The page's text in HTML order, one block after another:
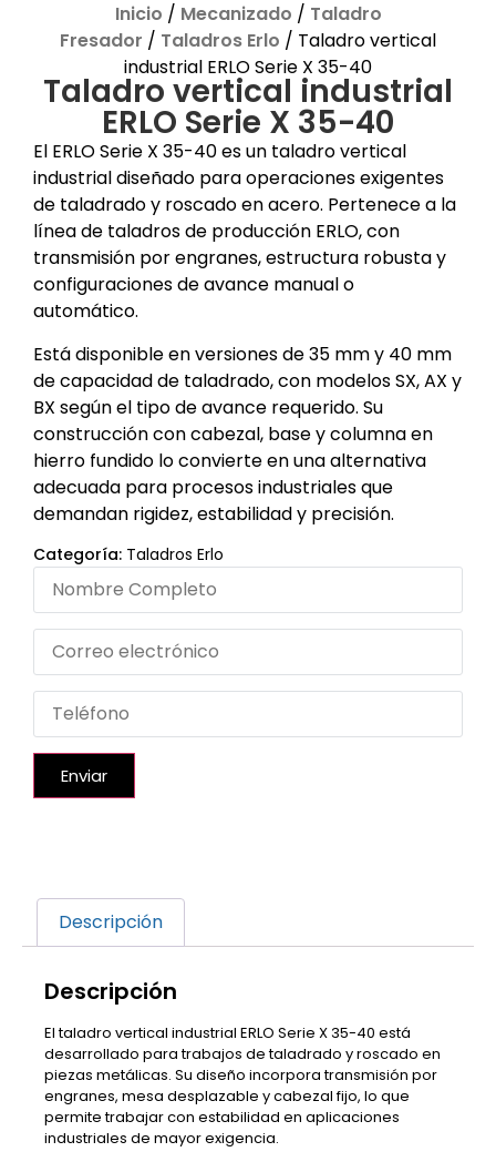
Inicio / Mecanizado / Taladro
Fresador / Taladros Erlo / Taladro vertical
industrial ERLO Serie X 35-40
Taladro vertical industrial
ERLO Serie X 35-40
El ERLO Serie X 35-40 es un taladro vertical
industrial diseñado para operaciones exigentes
de taladrado y roscado en acero. Pertenece a la
línea de taladros de producción ERLO, con
transmisión por engranes, estructura robusta y
configuraciones de avance manual o
automático.
Está disponible en versiones de 35 mm y 40 mm
de capacidad de taladrado, con modelos SX, AX y
BX según el tipo de avance requerido. Su
construcción con cabezal, base y columna en
hierro fundido lo convierte en una alternativa
adecuada para procesos industriales que
demandan rigidez, estabilidad y precisión.
Categoría: Taladros Erlo
Enviar
Descripción
Descripción
El taladro vertical industrial ERLO Serie X 35-40 está
desarrollado para trabajos de taladrado y roscado en
piezas metálicas. Su diseño incorpora transmisión por
engranes, mesa desplazable y cabezal fijo, lo que
permite trabajar con estabilidad en aplicaciones
industriales de mayor exigencia.